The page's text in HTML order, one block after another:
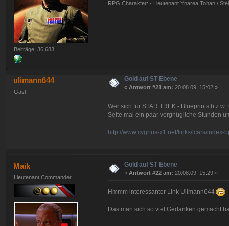
Beiträge: 36.683
RPG Charakter: - Lieutenant Ynarea Tohan /
ulimann644
Gast
Gold auf ST Ebene
« Antwort #21 am: 20.08.09, 15:02 »
Wer sich für STAR TREK - Blueprints
Seite mal ein paar vergnügliche Stunden
http://www.cygnus-x1.net/links/lcars/index-
Maik
Lieutenant Commander
Gold auf ST Ebene
« Antwort #22 am: 20.08.09, 15:29 »
Hmmm interessanter Link Ulimann644
Das man sich so viel Gedanken gemacht